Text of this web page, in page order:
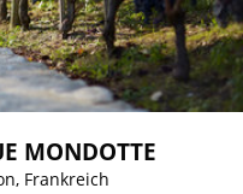
MONDOTTE
Frankreich